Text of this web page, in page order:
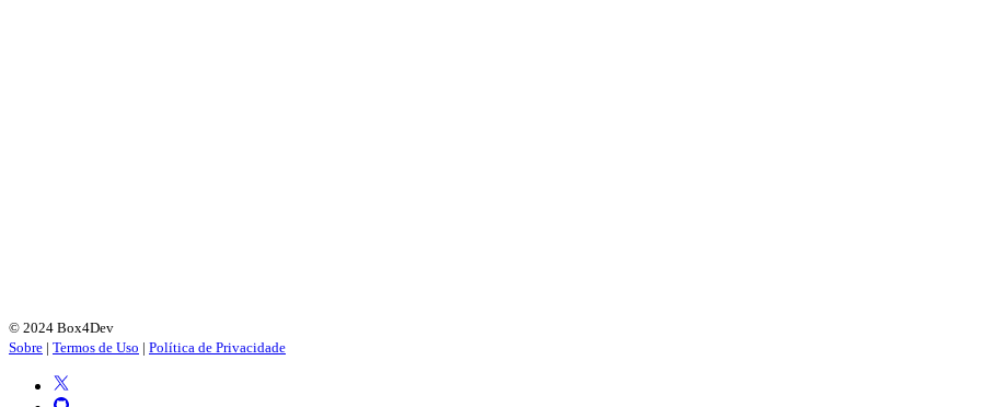
© 2024 Box4Dev
Sobre | Termos de Uso | Política de Privacidade